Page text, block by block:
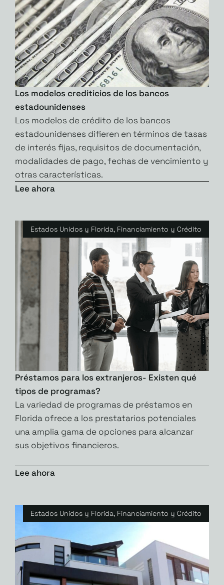
Los modelos crediticios de los bancos
estadounidenses
Los modelos de crédito de los bancos
estadounidenses difieren en términos de tasas
de interés fijas, requisitos de documentación,
modalidades de pago, fechas de vencimiento y
otras características.
Lee ahora
Estados Unidos y Florida, Financiamiento y Crédito
Préstamos para los extranjeros- Existen qué
tipos de programas?
La variedad de programas de préstamos en
Florida ofrece a los prestatarios potenciales
una amplia gama de opciones para alcanzar
sus objetivos financieros.
Lee ahora
Estados Unidos y Florida, Financiamiento y Crédito